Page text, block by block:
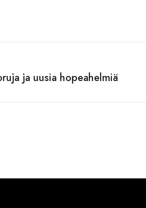
ja uusia hopeahelmiä